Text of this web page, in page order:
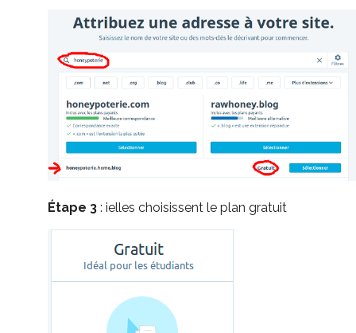
Étape 3 : ielles choisissent le plan gratuit